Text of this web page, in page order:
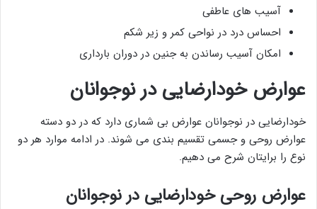
آسیب های عاطفی
احساس درد در نواحی کمر و زیر شکم
امکان آسیب رساندن به جنین در دوران بارداری
عوارض خودارضایی در نوجوانان
خودارضایی در نوجوانان عوارض بی شماری دارد که در دو دسته
عوارض روحی و جسمی تقسیم بندی می شوند. در ادامه موارد هر دو
نوع را برایتان شرح می دهیم.
عوارض روحی خودارضایی در نوجوانان